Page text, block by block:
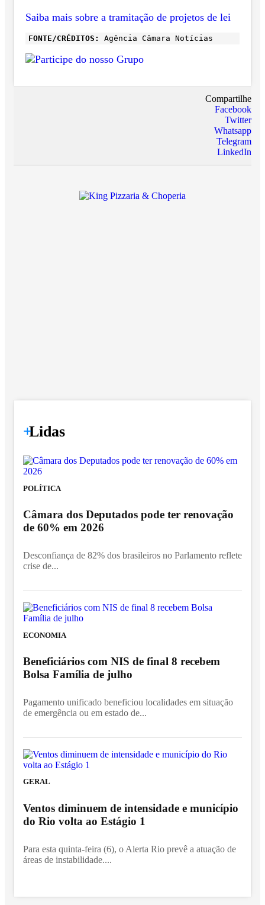
Saiba mais sobre a tramitação de projetos de lei
FONTE/CRÉDITOS: Agência Câmara Notícias
Compartilhe
Facebook
Twitter
Whatsapp
Telegram
LinkedIn
+
Lidas
POLÍTICA
Câmara dos Deputados pode ter renovação
de 60% em 2026
Desconfiança de 82% dos brasileiros no Parlamento reflete
crise de...
ECONOMIA
Beneficiários com NIS de final 8 recebem
Bolsa Família de julho
Pagamento unificado beneficiou localidades em situação
de emergência ou em estado de...
GERAL
Ventos diminuem de intensidade e município
do Rio volta ao Estágio 1
Para esta quinta-feira (6), o Alerta Rio prevê a atuação de
áreas de instabilidade....